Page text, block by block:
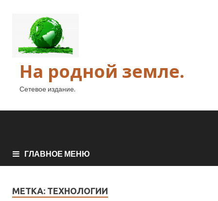
На родной земле.
Сетевое издание.
ГЛАВНОЕ МЕНЮ
МЕТКА: ТЕХНОЛОГИИ